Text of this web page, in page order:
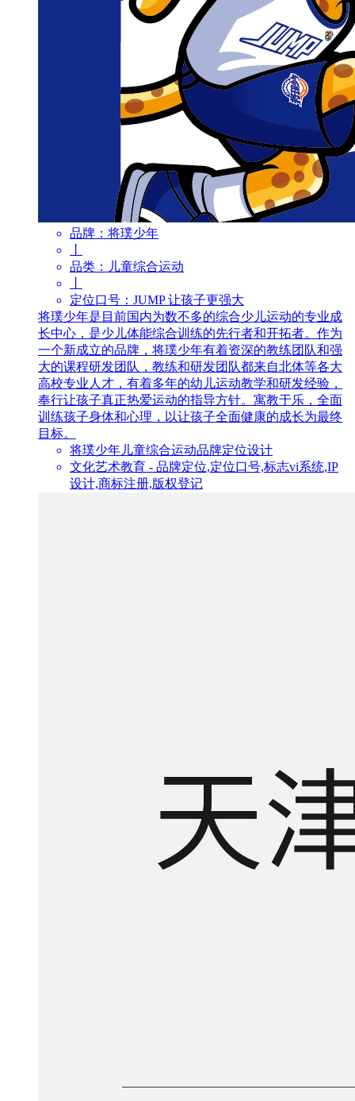
品牌： 将璞少年
品类：
儿童综合运动
定位口号： JUMP 让孩子更强大
将璞少年是目前国内为数不多的综合少儿运动的专业成
长中心，是少儿体能综合训练的先行者和开拓者。作为
一个新成立的品牌，将璞少年有着资深的教练团队和强
大的课程研发团队，教练和研发团队都来自北体等各大
高校专业人才，有着多年的幼儿运动教学和研发经验，
奉行让孩子真正热爱运动的指导方针。寓教于乐，全面
训练孩子身体和心理，以让孩子全面健康的成长为最终
目标。
将璞少年儿童综合运动品牌定位设计
文化艺术教育 - 品牌定位,定位口号,标志vi系统,IP
设计,商标注册,版权登记